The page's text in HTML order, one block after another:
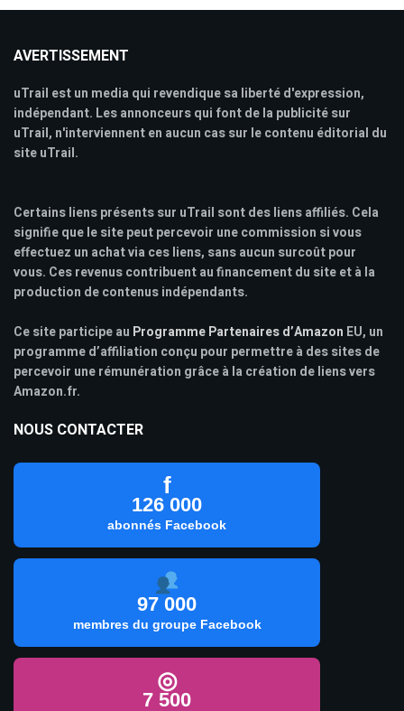
AVERTISSEMENT
uTrail est un media qui revendique sa liberté d'expression,
indépendant. Les annonceurs qui font de la publicité sur
uTrail, n'interviennent en aucun cas sur le contenu éditorial du
site uTrail.
Certains liens présents sur uTrail sont des liens affiliés. Cela
signifie que le site peut percevoir une commission si vous
effectuez un achat via ces liens, sans aucun surcoût pour
vous. Ces revenus contribuent au financement du site et à la
production de contenus indépendants.
Ce site participe au Programme Partenaires d’Amazon EU, un
programme d’affiliation conçu pour permettre à des sites de
percevoir une rémunération grâce à la création de liens vers
Amazon.fr.
NOUS CONTACTER
f
126 000
abonnés Facebook
97 000
membres du groupe Facebook
◎
7 500